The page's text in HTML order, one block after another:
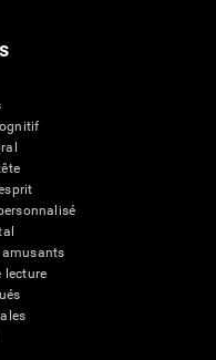
lecture